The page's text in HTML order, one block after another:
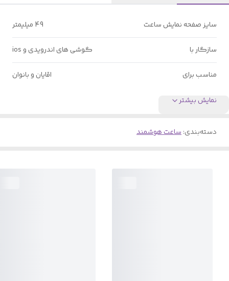
سایز صفحه نمایش ساعت 49 میلیمتر
سازگار با گوشی های اندرویدی و ios
مناسب برای اقایان و بانوان
نمایش بیشتر
دسته‌بندی:ساعت هوشمند